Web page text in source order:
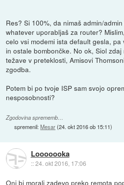
Res? Si 100%, da nimaš admin/
whatever uporabljaš za router?
celo vsi modemi ista default gesla,
in ostale bombončke. No ok, Siol
težave v preteklosti, Amisovi
zgodba.
Potem bi po tvoje ISP sam svojo
nesposobnosti?
Zgodovina sprememb…
spremenil:Mesar(24. okt 2016 ob 15:11)
Looooooka
::24. okt 2016, 17:06
Oni bi morali zadevo preko remota